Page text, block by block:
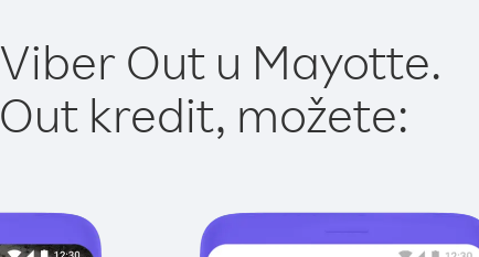
Out u Mayotte.
kredit, možete: